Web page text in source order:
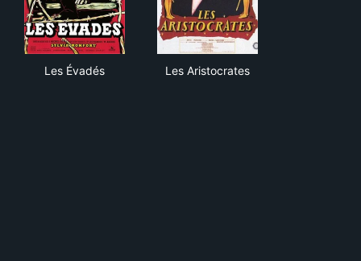
Les Évadés Les Aristocrates